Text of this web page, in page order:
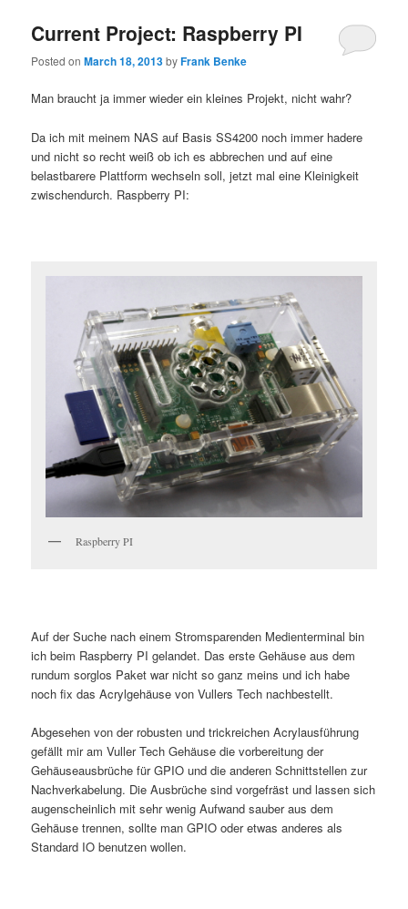
Current Project: Raspberry PI
Posted onMarch 18, 2013byFrank Benke
Man braucht ja immer wieder ein kleines Projekt, nicht wahr?
Da ich mit meinem NAS auf Basis SS4200 noch immer hadere
und nicht so recht weiß ob ich es abbrechen und auf eine
belastbarere Plattform wechseln soll, jetzt mal eine Kleinigkeit
zwischendurch. Raspberry PI:
Raspberry PI
Auf der Suche nach einem Stromsparenden Medienterminal bin
ich beim Raspberry PI gelandet. Das erste Gehäuse aus dem
rundum sorglos Paket war nicht so ganz meins und ich habe
noch fix das Acrylgehäuse von Vullers Tech nachbestellt.
Abgesehen von der robusten und trickreichen Acrylausführung
gefällt mir am Vuller Tech Gehäuse die vorbereitung der
Gehäuseausbrüche für GPIO und die anderen Schnittstellen zur
Nachverkabelung. Die Ausbrüche sind vorgefräst und lassen sich
augenscheinlich mit sehr wenig Aufwand sauber aus dem
Gehäuse trennen, sollte man GPIO oder etwas anderes als
Standard IO benutzen wollen.